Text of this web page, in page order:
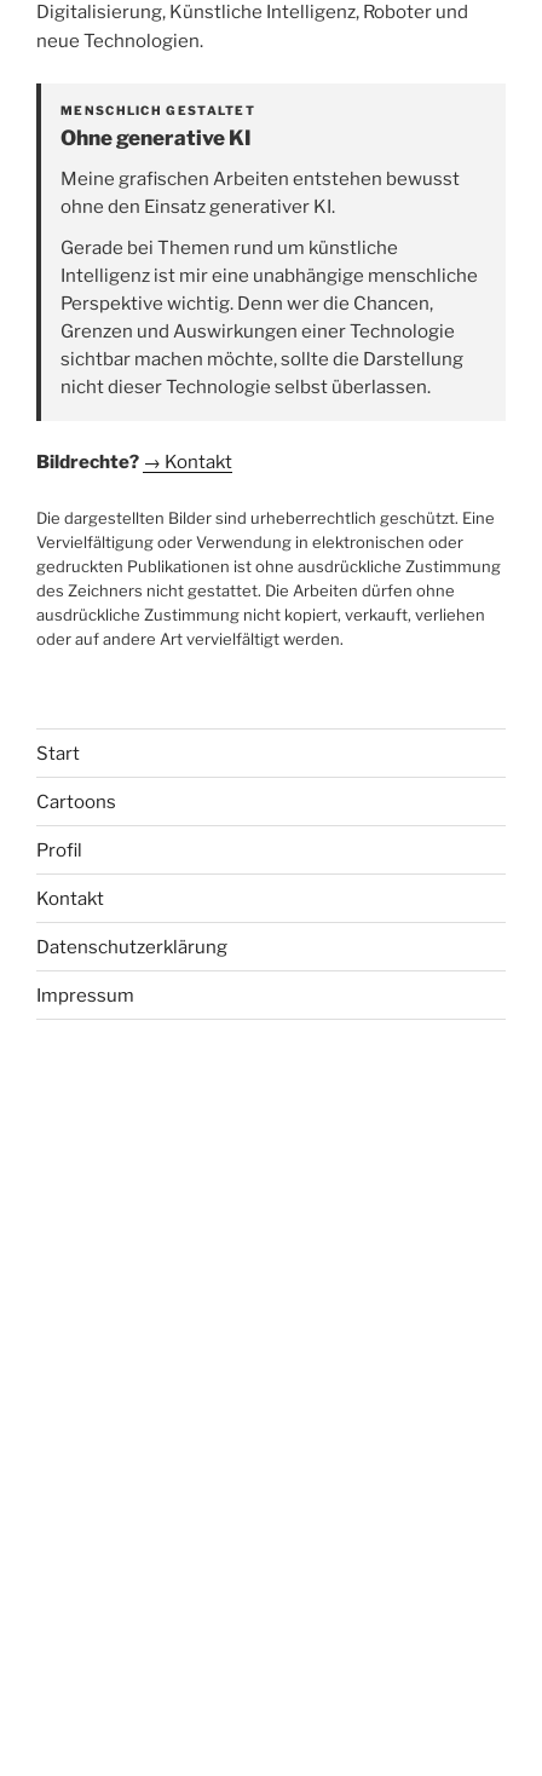
Digitalisierung, Künstliche Intelligenz, Roboter und
neue Technologien.
MENSCHLICH GESTALTET
Ohne generative KI
Meine grafischen Arbeiten entstehen bewusst
ohne den Einsatz generativer KI.
Gerade bei Themen rund um künstliche
Intelligenz ist mir eine unabhängige menschliche
Perspektive wichtig. Denn wer die Chancen,
Grenzen und Auswirkungen einer Technologie
sichtbar machen möchte, sollte die Darstellung
nicht dieser Technologie selbst überlassen.
Bildrechte? → Kontakt
Die dargestellten Bilder sind urheberrechtlich geschützt. Eine
Vervielfältigung oder Verwendung in elektronischen oder
gedruckten Publikationen ist ohne ausdrückliche Zustimmung
des Zeichners nicht gestattet. Die Arbeiten dürfen ohne
ausdrückliche Zustimmung nicht kopiert, verkauft, verliehen
oder auf andere Art vervielfältigt werden.
Start
Cartoons
Profil
Kontakt
Datenschutzerklärung
Impressum